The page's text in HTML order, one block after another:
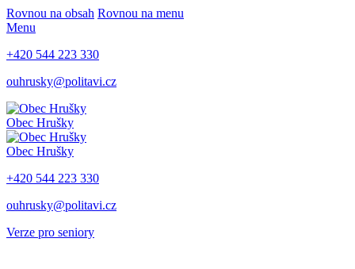
Rovnou na obsah Rovnou na menu
Menu
+420 544 223 330
ouhrusky@politavi.cz
Obec Hrušky
Obec Hrušky
+420 544 223 330
ouhrusky@politavi.cz
Verze pro seniory